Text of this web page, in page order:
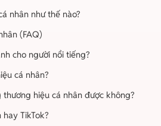
nhân như thế nào?
(FAQ)
cho người nổi tiếng?
cá nhân?
hiệu cá nhân được không?
TikTok?